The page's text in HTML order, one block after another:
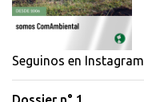
a
i
o
Seguinos en Instagram